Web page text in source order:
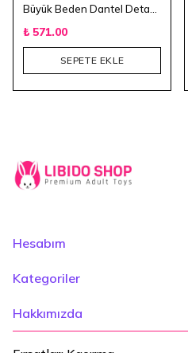
₺ 571.00
SEPETE EKLE
Hesabım
Kategoriler
Hakkımızda